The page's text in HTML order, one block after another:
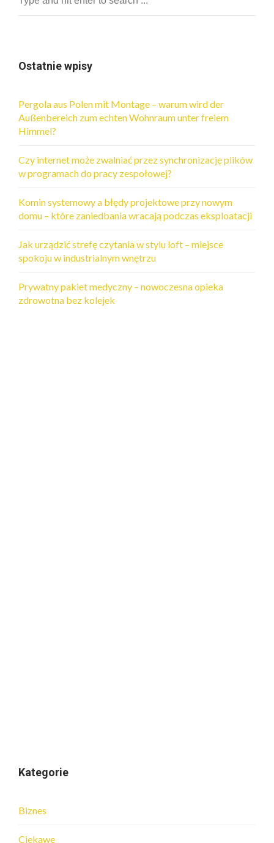
Ostatnie wpisy
Pergola aus Polen mit Montage – warum wird der
Außenbereich zum echten Wohnraum unter freiem
Himmel?
Czy internet może zwalniać przez synchronizację plików
w programach do pracy zespołowej?
Komin systemowy a błędy projektowe przy nowym
domu – które zaniedbania wracają podczas eksploatacji
Jak urządzić strefę czytania w stylu loft – miejsce
spokoju w industrialnym wnętrzu
Prywatny pakiet medyczny – nowoczesna opieka
zdrowotna bez kolejek
Kategorie
Biznes
Ciekawe